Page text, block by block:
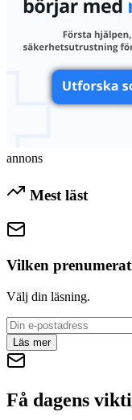
annons
Mest läst
Vilken
Välj din läsning.
Läs mer
Få dagens